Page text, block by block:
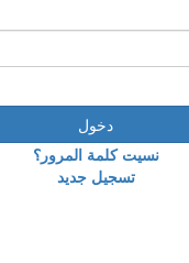
دخول
نسيت كلمة المرور؟
تسجيل جديد